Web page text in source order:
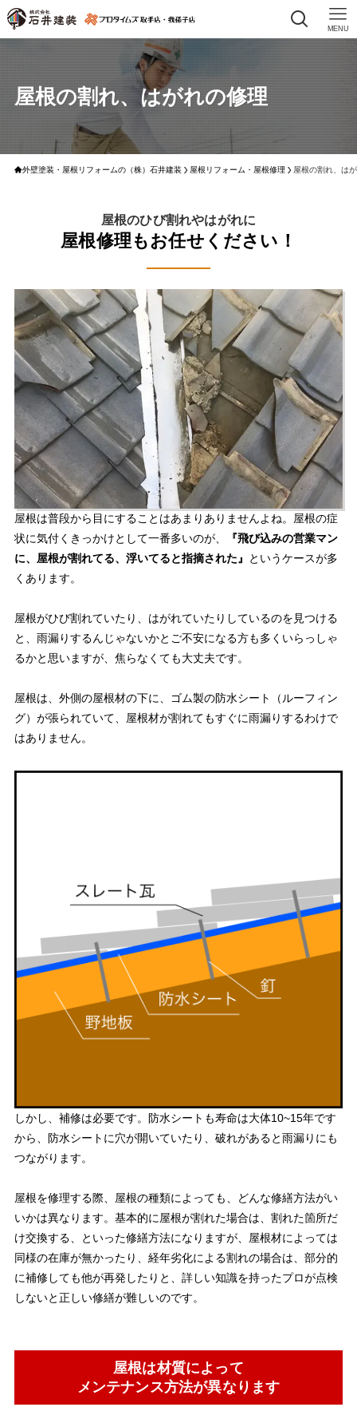
MENU
屋根の割れ、はがれの修理
外壁塗装・屋根リフォームの（株）石井建装 屋根リフォーム・屋根修理 屋根の割れ、は
屋根のひび割れやはがれに
屋根修理もお任せください！
屋根は普段から目にすることはあまりありませんよね。屋根の症
状に気付くきっかけとして一番多いのが、
『飛び込みの営業マン
に、屋根が割れてる、浮いてると指摘された』
というケースが多
くあります。
屋根がひび割れていたり、はがれていたりしているのを見つける
と、雨漏りするんじゃないかとご不安になる方も多くいらっしゃ
るかと思いますが、焦らなくても大丈夫です。
屋根は、外側の屋根材の下に、ゴム製の防水シート（ルーフィン
グ）が張られていて、屋根材が割れてもすぐに雨漏りするわけで
はありません。
しかし、補修は必要です。防水シートも寿命は大体10~15年です
から、防水シートに穴が開いていたり、破れがあると雨漏りにも
つながります。
屋根を修理する際、屋根の種類によっても、どんな修繕方法がい
いかは異なります。基本的に屋根が割れた場合は、割れた箇所だ
け交換する、といった修繕方法になりますが、屋根材によっては
同様の在庫が無かったり、経年劣化による割れの場合は、部分的
に補修しても他が再発したりと、詳しい知識を持ったプロが点検
しないと正しい修繕が難しいのです。
屋根は材質によって
メンテナンス方法が異なります